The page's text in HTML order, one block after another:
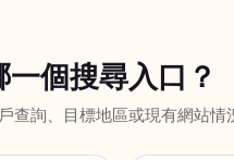
個搜尋入口？
查詢、目標地區或現有網站情